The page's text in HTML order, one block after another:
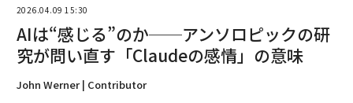
2026.04.09 15:30
AIは“感じる”のか──アンソロピックの研
究が問い直す「Claudeの感情」の意味
John Werner | Contributor